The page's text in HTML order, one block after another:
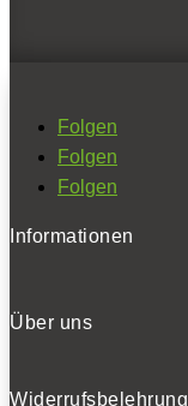
Folgen
Folgen
Folgen
Informationen
Über uns
Widerrufsbelehrung